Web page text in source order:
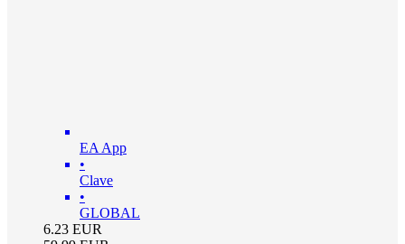
EA App
•
Clave
•
GLOBAL
6.23 EUR